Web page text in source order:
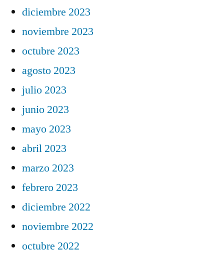
diciembre 2023
noviembre 2023
octubre 2023
agosto 2023
julio 2023
junio 2023
mayo 2023
abril 2023
marzo 2023
febrero 2023
diciembre 2022
noviembre 2022
octubre 2022